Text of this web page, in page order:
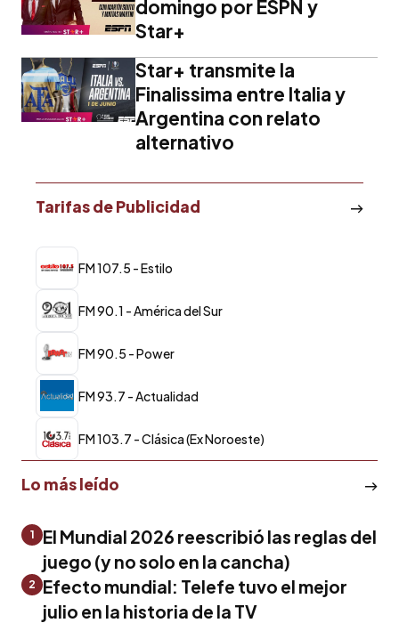
domingo por ESPN y
Star+
Star+ transmite la
Finalissima entre Italia y
Argentina con relato
alternativo
Tarifas de Publicidad
FM 107.5 - Estilo
FM 90.1 - América del Sur
FM 90.5 - Power
FM 93.7 - Actualidad
FM 103.7 - Clásica (Ex Noroeste)
Lo más leído
1
El Mundial 2026 reescribió las reglas del
juego (y no solo en la cancha)
2
Efecto mundial: Telefe tuvo el mejor
julio en la historia de la TV